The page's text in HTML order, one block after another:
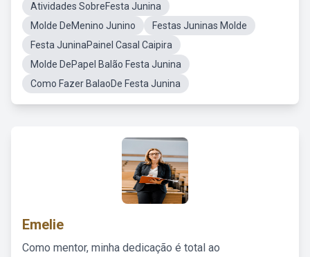
Atividades SobreFesta Junina
Molde DeMenino Junino
Festas Juninas Molde
Festa JuninaPainel Casal Caipira
Molde DePapel Balão Festa Junina
Como Fazer BalaoDe Festa Junina
Emelie
Como mentor, minha dedicação é total ao